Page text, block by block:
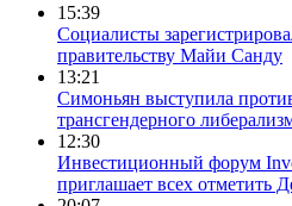
15:39
Социалисты
правительству Майи Санду
13:21
Симоньян выступила
трансгендерного
12:30
Инвестиционный форум
приглашает всех отметить